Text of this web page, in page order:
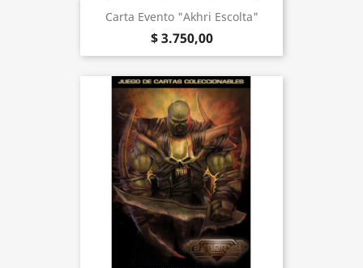
Carta Evento "Akhri Escolta"
$ 3.750,00